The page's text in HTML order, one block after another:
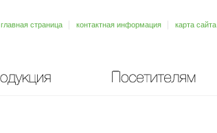
Посетителям
главная страница контактная информация карта сайта